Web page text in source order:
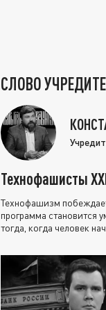
СЛОВО
Технофашисты
Технофашизм
программа становится
тогда, когда человек